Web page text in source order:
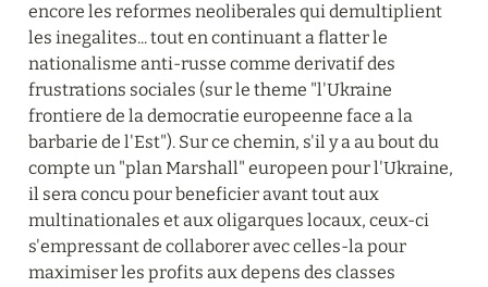
encore les reformes neoliberales qui demultiplient
les inegalites... tout en continuant a flatter le
nationalisme anti-russe comme derivatif des
frustrations sociales (sur le theme "l'Ukraine
frontiere de la democratie europeenne face a la
barbarie de l'Est"). Sur ce chemin, s'il y a au bout du
compte un "plan Marshall" europeen pour l'Ukraine,
il sera concu pour beneficier avant tout aux
multinationales et aux oligarques locaux, ceux-ci
s'empressant de collaborer avec celles-la pour
maximiser les profits aux depens des classes